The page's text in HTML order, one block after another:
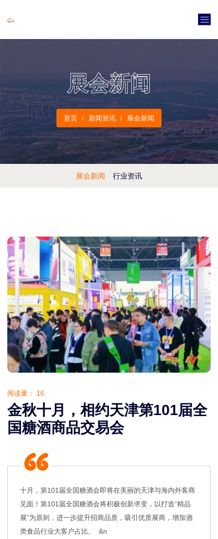
展会新闻
首页 新闻资讯 展会新闻
展会新闻 行业资讯
阅读量： 16
金秋十月，相约天津第101届全
国糖酒商品交易会
十月，第101届全国糖酒会即将在美丽的天津与海内外客商
见面！第101届全国糖酒会将积极创新求变，以打造“精品
展”为原则，进一步提升招商品质，吸引优质展商，增加酒
类食品行业大客户占比。 &n